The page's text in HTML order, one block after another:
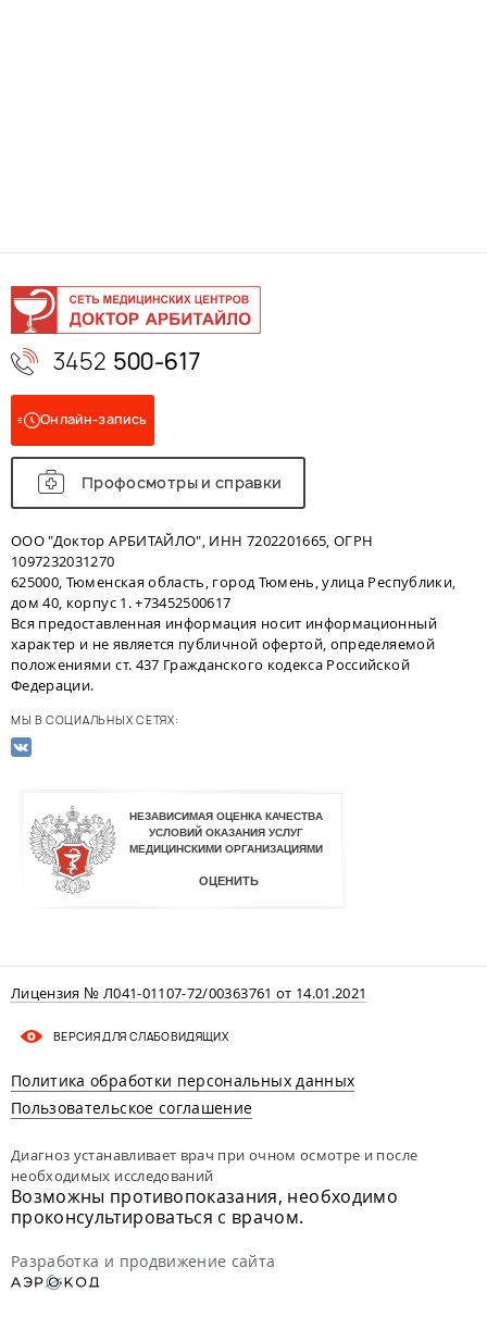
3452 500-617
Онлайн-запись
Профосмотры и справки
ООО "Доктор АРБИТАЙЛО", ИНН 7202201665, ОГРН
1097232031270
625000, Тюменская область, город Тюмень, улица Республики,
дом 40, корпус 1. +73452500617
Вся предоставленная информация носит информационный
характер и не является публичной офертой, определяемой
положениями ст. 437 Гражданского кодекса Российской
Федерации.
МЫ В СОЦИАЛЬНЫХ СЕТЯХ:
Лицензия № Л041-01107-72/00363761 от 14.01.2021
ВЕРСИЯ ДЛЯ СЛАБОВИДЯЩИХ
Политика обработки персональных данных
Пользовательское соглашение
Диагноз устанавливает врач при очном осмотре и после
необходимых исследований
Возможны противопоказания, необходимо
проконсультироваться с врачом.
Разработка и продвижение сайта